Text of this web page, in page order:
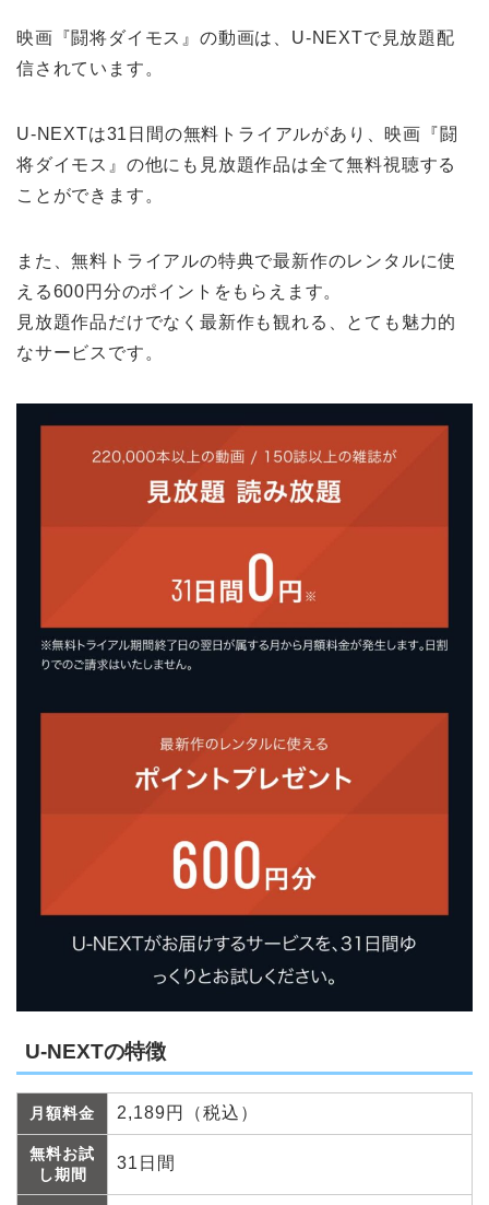
映画『闘将ダイモス』の動画は、U-NEXTで見放題配
信されています。
U-NEXTは31日間の無料トライアルがあり、映画『闘
将ダイモス』の他にも見放題作品は全て無料視聴する
ことができます。
また、無料トライアルの特典で最新作のレンタルに使
える600円分のポイントをもらえます。
見放題作品だけでなく最新作も観れる、とても魅力的
なサービスです。
U-NEXTの特徴
月額料金 2,189円（税込）
無料お試
し期間
31日間